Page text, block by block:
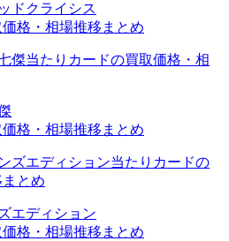
ドクライシス
格・相場推移まとめ
格・相場推移まとめ
エディション
格・相場推移まとめ